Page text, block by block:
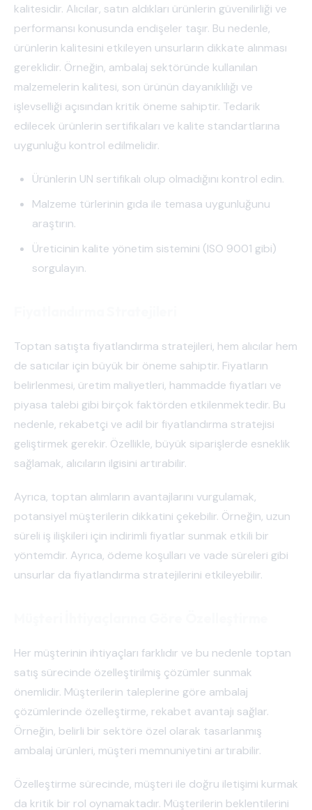
kalitesidir. Alıcılar, satın aldıkları ürünlerin güvenilirliği ve
performansı konusunda endişeler taşır. Bu nedenle,
ürünlerin kalitesini etkileyen unsurların dikkate alınması
gereklidir. Örneğin, ambalaj sektöründe kullanılan
malzemelerin kalitesi, son ürünün dayanıklılığı ve
işlevselliği açısından kritik öneme sahiptir. Tedarik
edilecek ürünlerin sertifikaları ve kalite standartlarına
uygunluğu kontrol edilmelidir.
Ürünlerin UN sertifikalı olup olmadığını kontrol edin.
Malzeme türlerinin gıda ile temasa uygunluğunu
araştırın.
Üreticinin kalite yönetim sistemini (ISO 9001 gibi)
sorgulayın.
Toptan satışta fiyatlandırma stratejileri, hem alıcılar hem
de satıcılar için büyük bir öneme sahiptir. Fiyatların
belirlenmesi, üretim maliyetleri, hammadde fiyatları ve
piyasa talebi gibi birçok faktörden etkilenmektedir. Bu
nedenle, rekabetçi ve adil bir fiyatlandırma stratejisi
geliştirmek gerekir. Özellikle, büyük siparişlerde esneklik
sağlamak, alıcıların ilgisini artırabilir.
Ayrıca, toptan alımların avantajlarını vurgulamak,
potansiyel müşterilerin dikkatini çekebilir. Örneğin, uzun
süreli iş ilişkileri için indirimli fiyatlar sunmak etkili bir
yöntemdir. Ayrıca, ödeme koşulları ve vade süreleri gibi
unsurlar da fiyatlandırma stratejilerini etkileyebilir.
Her müşterinin ihtiyaçları farklıdır ve bu nedenle toptan
satış sürecinde özelleştirilmiş çözümler sunmak
önemlidir. Müşterilerin taleplerine göre ambalaj
çözümlerinde özelleştirme, rekabet avantajı sağlar.
Örneğin, belirli bir sektöre özel olarak tasarlanmış
ambalaj ürünleri, müşteri memnuniyetini artırabilir.
Özelleştirme sürecinde, müşteri ile doğru iletişimi kurmak
da kritik bir rol oynamaktadır. Müşterilerin beklentilerini